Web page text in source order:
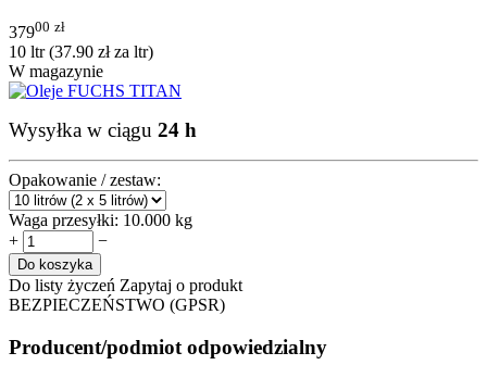
37900 zł
10 ltr (37.90 złza ltr)
W magazynie
Wysyłka w ciągu 24 h
Opakowanie / zestaw:
Waga przesyłki: 10.000 kg
+
−
Do koszyka
Do listy życzeń Zapytaj o produkt
BEZPIECZEŃSTWO (GPSR)
Producent/podmiot odpowiedzialny